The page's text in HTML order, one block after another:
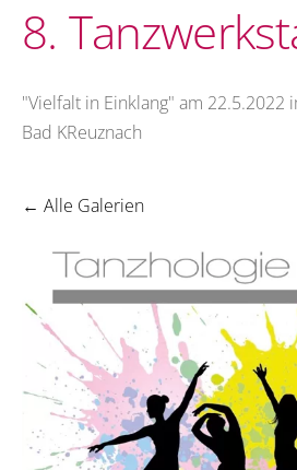
8.
"Vielfalt in Einklang" am 22.5.2022
Bad KReuznach
Alle Galerien